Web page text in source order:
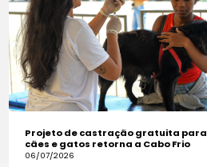
Projeto de castração gratuita para
cães e gatos retorna a Cabo Frio
06/07/2026